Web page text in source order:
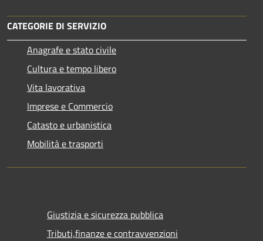
CATEGORIE DI SERVIZIO
Anagrafe e stato civile
Cultura e tempo libero
Vita lavorativa
Imprese e Commercio
Catasto e urbanistica
Mobilità e trasporti
Giustizia e sicurezza pubblica
Tributi,finanze e contravvenzioni